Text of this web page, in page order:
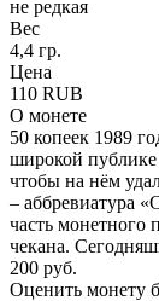
не редкая
Вес
4,4 гр.
Цена
110 RUB
О монете
50 копеек 1989
широкой публике
чтобы на нём
– аббревиатура
часть монетного
чекана.
200 руб.
Оценить монету